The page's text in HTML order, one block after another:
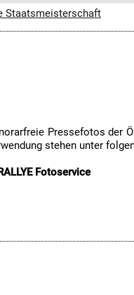
Staatsmeisterschaft
Pressefotos der
stehen unter
Fotoservice